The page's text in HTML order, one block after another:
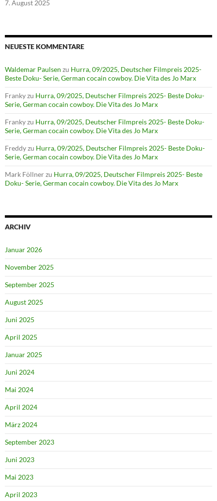
7. August 2025
NEUESTE KOMMENTARE
Waldemar Paulsen zu Hurra, 09/2025, Deutscher Filmpreis 2025-
Beste Doku- Serie, German cocain cowboy. Die Vita des Jo Marx
Frankyzu Hurra, 09/2025, Deutscher Filmpreis 2025- Beste Doku-
Serie, German cocain cowboy. Die Vita des Jo Marx
Frankyzu Hurra, 09/2025, Deutscher Filmpreis 2025- Beste Doku-
Serie, German cocain cowboy. Die Vita des Jo Marx
Freddyzu Hurra, 09/2025, Deutscher Filmpreis 2025- Beste Doku-
Serie, German cocain cowboy. Die Vita des Jo Marx
Mark Föllnerzu Hurra, 09/2025, Deutscher Filmpreis 2025- Beste
Doku- Serie, German cocain cowboy. Die Vita des Jo Marx
ARCHIV
Januar 2026
November 2025
September 2025
August 2025
Juni 2025
April 2025
Januar 2025
Juni 2024
Mai 2024
April 2024
März 2024
September 2023
Juni 2023
Mai 2023
April 2023